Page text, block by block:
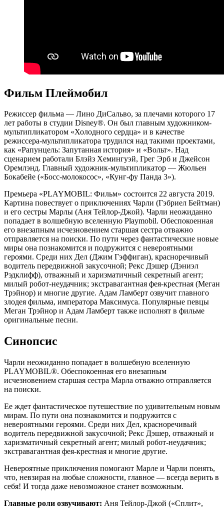
Фильм Плеймобил
Режиссер фильма — Лино ДиСальво, за плечами которого 17
лет работы в студии Disney®. Он был главным художником-
мультипликатором «Холодного сердца» и в качестве
режиссера-мультипликатора трудился над такими проектами,
как «Рапунцель: Запутанная история» и «Вольт». Над
сценарием работали Блэйз Хемингуэй, Грег Эрб и Джейсон
Оремлэнд. Главный художник-мультипликатор — Жюльен
Бокабейе («Босс-молокосос», «Кунг-фу Панда 3»).
Премьера «PLAYMOBIL: Фильм» состоится 22 августа 2019.
Картина повествует о приключениях Чарли (Гэбриел Бейтман)
и его сестры Марлы (Аня Тейлор-Джой). Чарли неожиданно
попадает в волшебную вселенную Playmobil. Обеспокоенная
его внезапным исчезновением старшая сестра отважно
отправляется на поиски. По пути через фантастические новые
миры она познакомится и подружится с невероятными
героями. Среди них Дел (Джим Гэффиган), красноречивый
водитель передвижной закусочной; Рекс Дэшер (Дэниэл
Рэдклифф), отважный и харизматичный секретный агент;
милый робот-неудачник; экстравагантная фея-крестная (Меган
Трэйнор) и многие другие. Адам Ламберт озвучит главного
злодея фильма, императора Максимуса. Популярные певцы
Меган Трэйнор и Адам Ламберт также исполнят в фильме
оригинальные песни.
Синопсис
Чарли неожиданно попадает в волшебную вселенную
PLAYMOBIL®. Обеспокоенная его внезапным
исчезновением старшая сестра Марла отважно отправляется
на поиски.
Ее ждет фантастическое путешествие по удивительным новым
мирам. По пути она познакомится и подружится с
невероятными героями. Среди них Дел, красноречивый
водитель передвижной закусочной; Рекс Дэшер, отважный и
харизматичный секретный агент; милый робот-неудачник;
экстравагантная фея-крестная и многие другие.
Невероятные приключения помогают Марле и Чарли понять,
что, невзирая на любые сложности, главное — всегда верить в
себя! И тогда даже невозможное станет возможным.
Главные роли озвучивают: Аня Тейлор-Джой («Сплит»,